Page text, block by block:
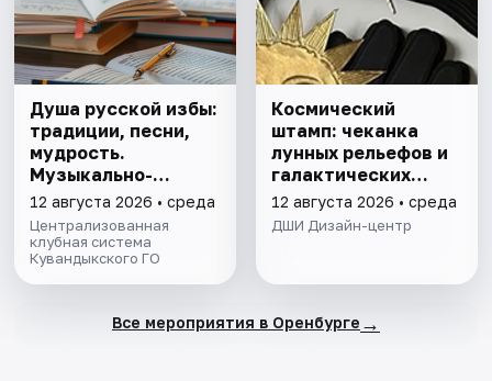
Душа русской избы:
традиции, песни,
мудрость.
Музыкально-
познавательная
программа
12 августа 2026 • среда
Централизованная
клубная система
Кувандыкского ГО
Космический
штамп: чеканка
лунных рельефов и
галактических
узоров. Мастер-
класс
12 августа 2026 • среда
ДШИ Дизайн-центр
Все мероприятия в Оренбурге →